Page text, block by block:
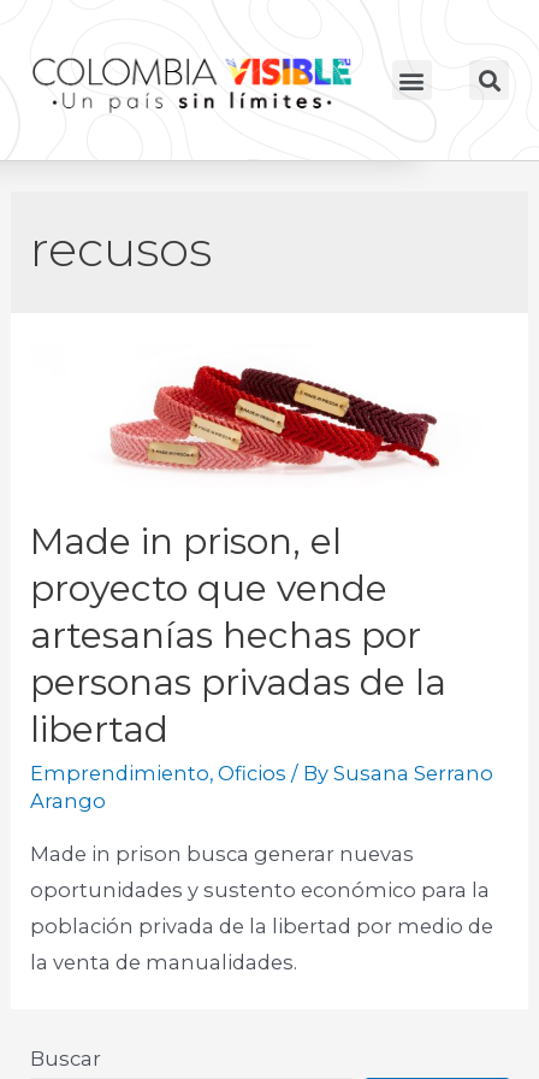
recusos
Made in prison, el
proyecto que vende
artesanías hechas por
personas privadas de la
libertad
Emprendimiento,Oficios / BySusana Serrano
Arango
Made in prison busca generar nuevas
oportunidades y sustento económico para la
población privada de la libertad por medio de
la venta de manualidades.​
Buscar